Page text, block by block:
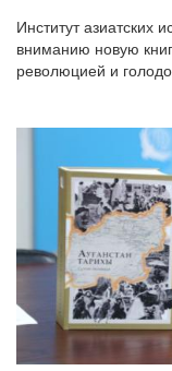
Институт азиатских
вниманию новую
революцией и